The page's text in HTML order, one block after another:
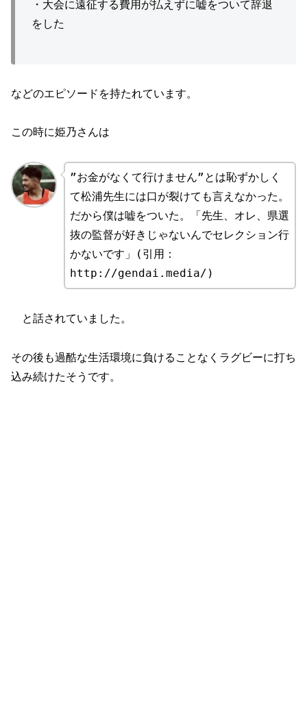
・大会に遠征する費用が払えずに嘘をついて辞退
をした
などのエピソードを持たれています。
この時に姫乃さんは
”お金がなくて行けません”とは恥ずかしく
て松浦先生には口が裂けても言えなかった。
だから僕は嘘をついた。「先生、オレ、県選
抜の監督が好きじゃないんでセレクション行
かないです」(引用：
http://gendai.media/)
と話されていました。
その後も過酷な生活環境に負けることなくラグビーに打ち
込み続けたそうです。